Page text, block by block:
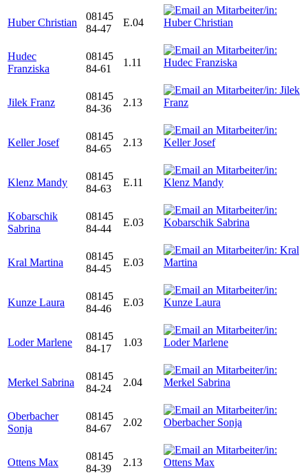
Huber Christian
08145
84-47
E.04
Hudec
Franziska
08145
84-61
1.11
Jilek Franz
08145
84-36
2.13
Keller Josef
08145
84-65
2.13
Klenz Mandy
08145
84-63
E.11
Kobarschik
Sabrina
08145
84-44
E.03
Kral Martina
08145
84-45
E.03
Kunze Laura
08145
84-46
E.03
Loder Marlene
08145
84-17
1.03
Merkel Sabrina
08145
84-24
2.04
Oberbacher
Sonja
08145
84-67
2.02
Ottens Max
08145
84-39
2.13